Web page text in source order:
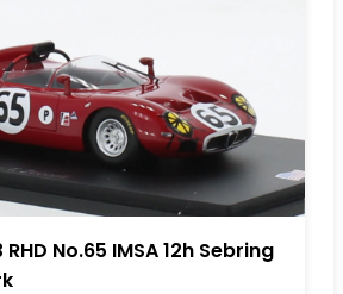
No.65 IMSA 12h Sebring